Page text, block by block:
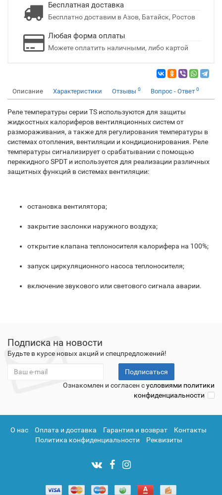
Бесплатная доставка
Бесплатно доставим в Азов, Батайск, Ростов
Любая форма оплаты
Можете оплатить наличными, либо картой
Описание Характеристики Отзывы 0 Вопрос - Ответ 0
Реле температуры серии TS используются для защиты
жидкостных калориферов вентиляционных систем от
размораживания, а также для регулирования температуры в
системах отопления, вентиляции и кондиционирования. Реле
температуры сигнализирует о срабатывании с помощью
перекидного SPDT и используется для реализации различных
защитных функций в системах вентиляции:
остановка вентилятора;
закрытие заслонки наружного воздуха;
открытие клапана теплоносителя калорифера на 100%;
запуск циркуляционного насоса теплоносителя;
включение звукового или светового сигнала аварии.
Подписка на новости
Будьте в курсе новых акций и спецпредложений!
Подписаться
Ознакомлен и согласен сусловиями политики
конфиденциальности
О нас Оплата и доставка Гарантия и возврат
Контакты
Политика конфиденциальности
Реквизиты